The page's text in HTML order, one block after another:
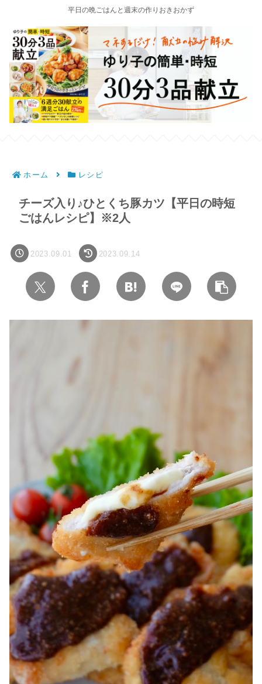
平日の晩ごはんと週末の作りおきおかず
ホーム レシピ
チーズ入り♪ひとくち豚カツ【平日の時短
ごはんレシピ】※2人
2023.09.01 2023.09.14